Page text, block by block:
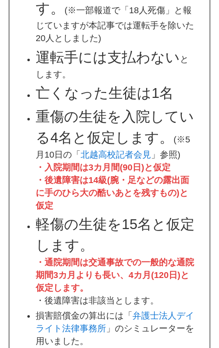
す。
(※一部報道で「18人死傷」と報
じていますが本記事では運転手を除いた
20人としました)
運転手には支払わない と
します。
亡くなった生徒は1名
重傷の生徒を入院してい
る4名と仮定します。
(※5
月10日の「 北越高校記者会見 」参照)
・入院期間は3カ月間(90日)と仮定
・後遺障害は14級(腕・足などの露出面
に手のひら大の酷いあとを残すもの)と
仮定
軽傷の生徒を15名と仮定
します。
・通院期間は交通事故での一般的な通院
期間3カ月よりも長い、4カ月(120日)と
仮定します。
・後遺障害は非該当とします。
損害賠償金の算出には「 弁護士法人デイ
ライト法律事務所」のシミュレーターを
用いました。